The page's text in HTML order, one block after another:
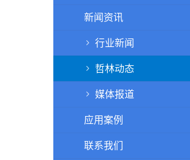
新闻资讯
行业新闻
哲林动态
媒体报道
应用案例
联系我们